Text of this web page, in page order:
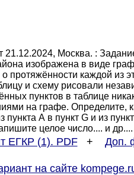
21.12.2024, Москва. :
изображена в виде
протяжённости каждой из
и схему рисовали
пунктов в таблице
на графе. Определите,
пункта А в пункт G и из
целое число.... и др....
ЕГКР (1). PDF+ Доп.
на сайте